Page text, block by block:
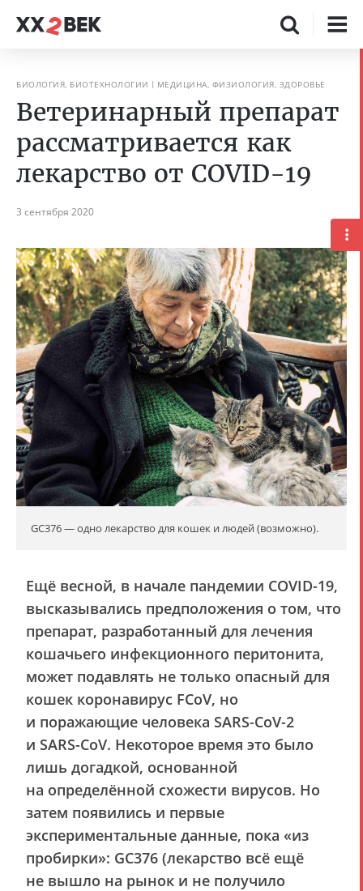
БИОЛОГИЯ, БИОТЕХНОЛОГИИ МЕДИЦИНА, ФИЗИОЛОГИЯ, ЗДОРОВЬЕ
Ветеринарный препарат
рассматривается как
лекарство от COVID-19
3 сентября 2020
GC376 — одно лекарство для кошек и людей (возможно).
Ещё весной, в начале пандемии COVID-19,
высказывались предположения о том, что
препарат, разработанный для лечения
кошачьего инфекционного перитонита,
может подавлять не только опасный для
кошек коронавирус FCoV, но
и поражающие человека SARS-CoV-2
и SARS-CoV. Некоторое время это было
лишь догадкой, основанной
на определённой схожести вирусов. Но
затем появились и первые
экспериментальные данные, пока «из
пробирки»: GC376 (лекарство всё ещё
не вышло на рынок и не получило